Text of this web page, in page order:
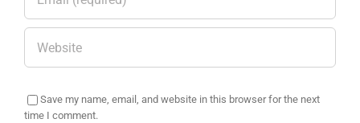
Save my name, email, and website in this browser for the next
time I comment.